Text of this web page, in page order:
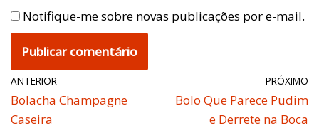
Notifique-me sobre novas publicações por e-mail.
ANTERIOR
Bolacha Champagne
Caseira
PRÓXIMO
Bolo Que Parece Pudim
e Derrete na Boca